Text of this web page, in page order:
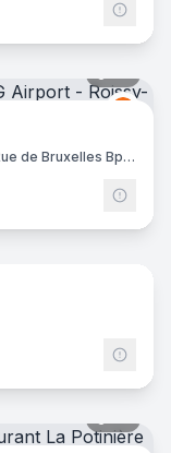
Ibis
Aéroport de Paris-Charles de Gaulle, 3 Rue de Bruxelles Bp 11122, 93290 Roissy-en-France
14